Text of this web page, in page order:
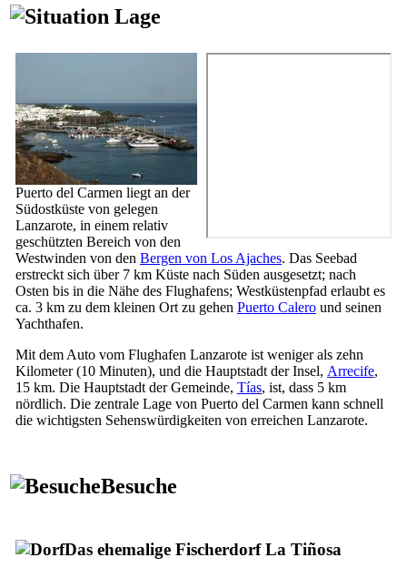
Lage
Puerto del Carmen liegt an der
Südostküste von gelegen
Lanzarote, in einem relativ
geschützten Bereich von den
Westwinden von den Bergen von Los Ajaches. Das Seebad
erstreckt sich über 7 km Küste nach Süden ausgesetzt; nach
Osten bis in die Nähe des Flughafens; Westküstenpfad erlaubt es
ca. 3 km zu dem kleinen Ort zu gehen Puerto Calero und seinen
Yachthafen.
Mit dem Auto vom Flughafen Lanzarote ist weniger als zehn
Kilometer (10 Minuten), und die Hauptstadt der Insel, Arrecife,
15 km. Die Hauptstadt der Gemeinde, Tías, ist, dass 5 km
nördlich. Die zentrale Lage von Puerto del Carmen kann schnell
die wichtigsten Sehenswürdigkeiten von erreichen Lanzarote.
Besuche
Das ehemalige FischerdorfLa Tiñosa